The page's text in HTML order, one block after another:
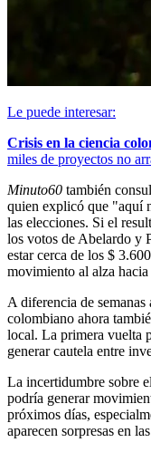
Le puede interesar:
Crisis en la ciencia
miles de proyectos no
Minuto60 también
quien explicó que "aquí
las elecciones. Si el
los votos de Abelardo y
estar cerca de los $
movimiento al alza
A diferencia de
colombiano ahora
local. La primera vuelta
generar cautela entre
La incertidumbre sobre
podría generar
próximos días,
aparecen sorpresas en